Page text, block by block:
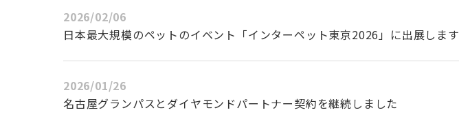
2026/02/06
日本最大規模のペットのイベント「インターペット東京2026」に出展します
2026/01/26
名古屋グランパスとダイヤモンドパートナー契約を継続しました